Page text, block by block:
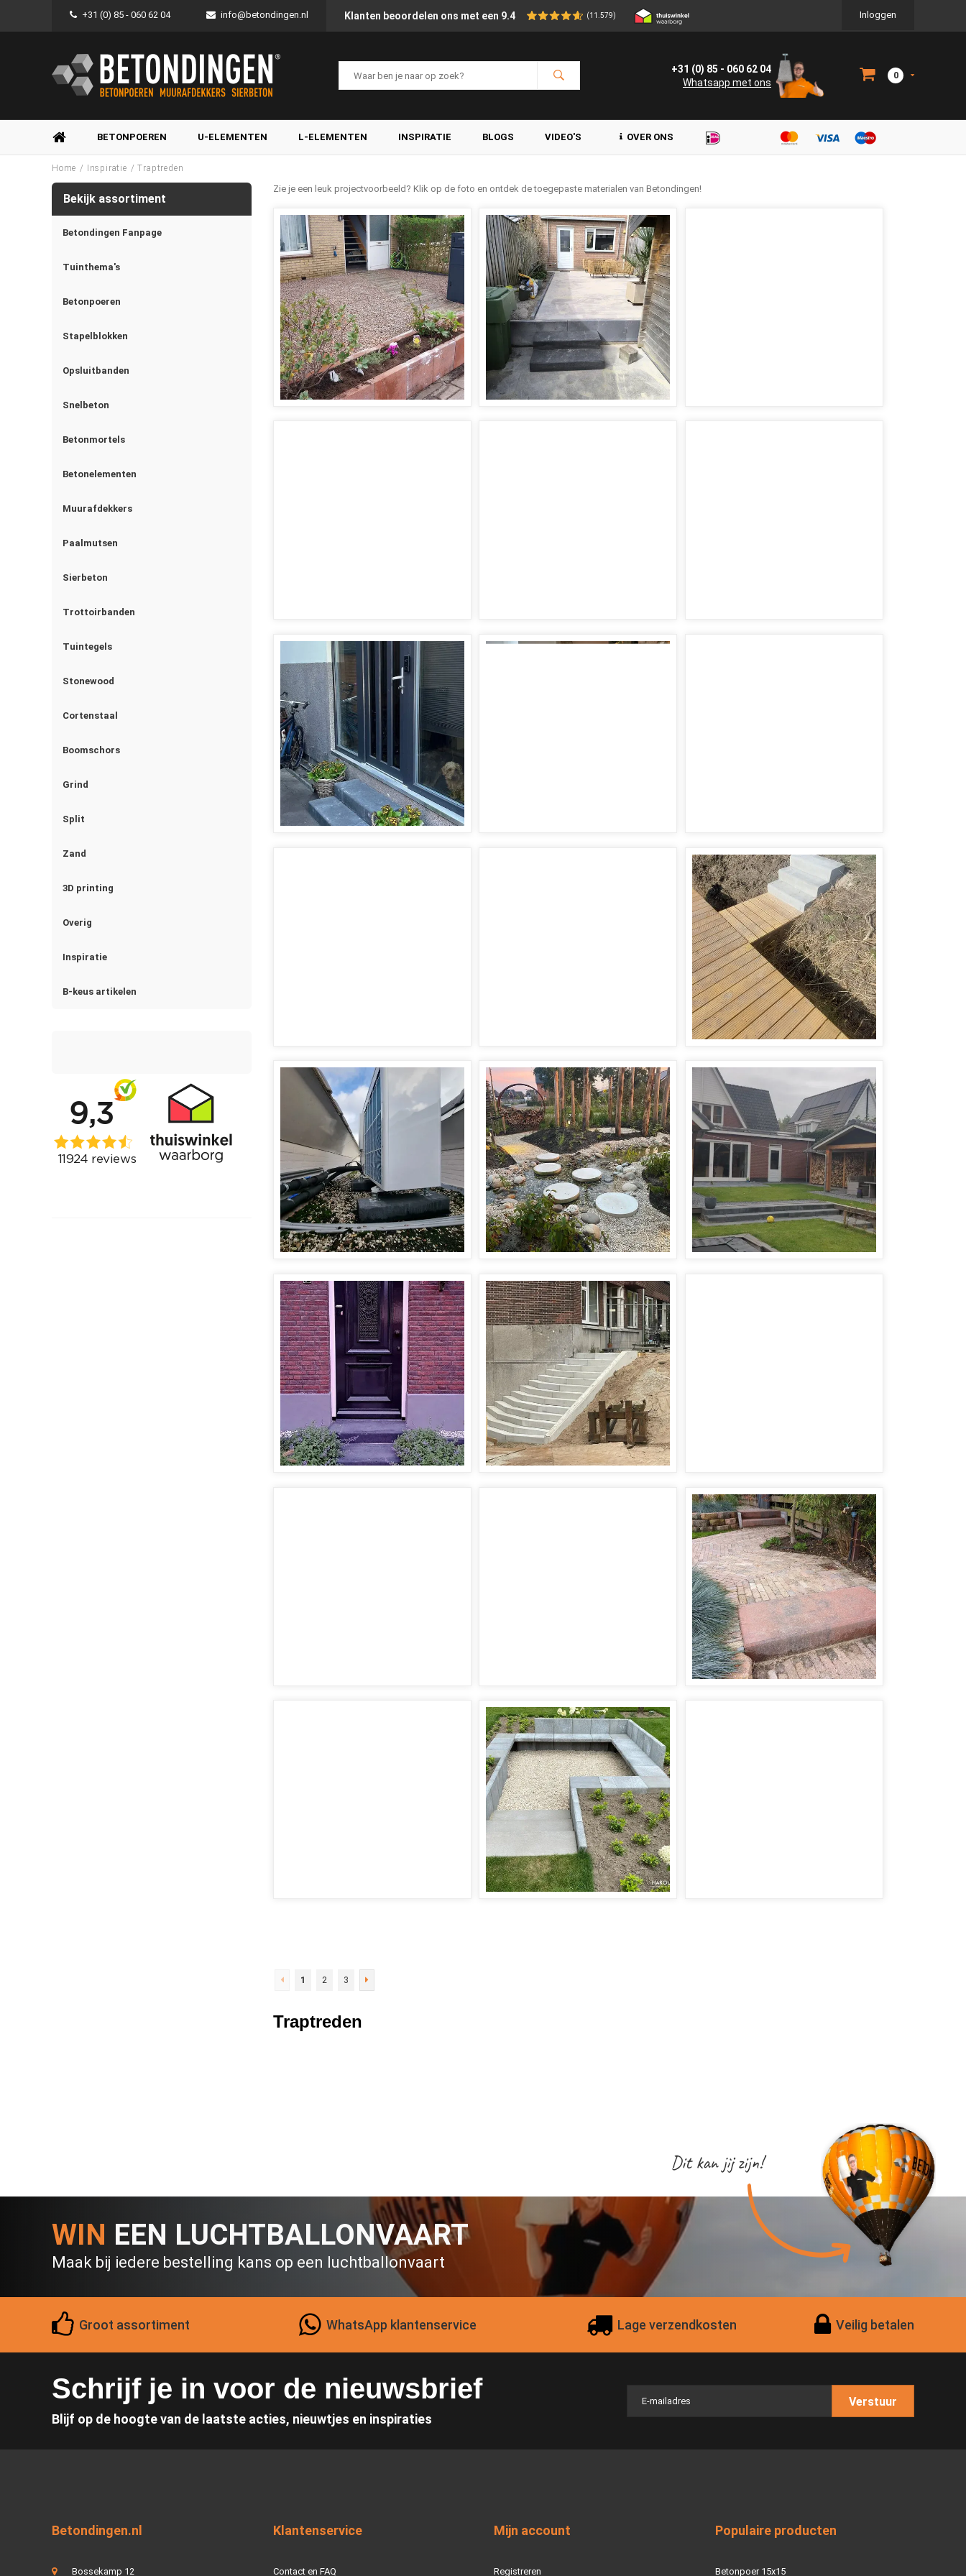
+31 (0) 85 - 060 62 04 info@betondingen.nl Klanten beoordelen ons met een 9.4 (11.579) Inloggen
+31 (0) 85 - 060 62 04
Whatsapp met ons
0
BETONPOEREN U-ELEMENTEN L-ELEMENTEN INSPIRATIE BLOGS VIDEO'S OVER ONS
Home / Inspiratie / Traptreden
Bekijk assortiment
Betondingen Fanpage
Tuinthema's
Betonpoeren
Stapelblokken
Opsluitbanden
Snelbeton
Betonmortels
Betonelementen
Muurafdekkers
Paalmutsen
Sierbeton
Trottoirbanden
Tuintegels
Stonewood
Cortenstaal
Boomschors
Grind
Split
Zand
3D printing
Overig
Inspiratie
B-keus artikelen
Zie je een leuk projectvoorbeeld? Klik op de foto en ontdek de toegepaste materialen van Betondingen!
1 2 3
Traptreden
WIN EEN LUCHTBALLONVAART
Maak bij iedere bestelling kans op een luchtballonvaart
Dit kan jij zijn!
Groot assortiment WhatsApp klantenservice Lage verzendkosten Veilig betalen
Schrijf je in voor de nieuwsbrief
Blijf op de hoogte van de laatste acties, nieuwtjes en inspiraties
Verstuur
Betondingen.nl
Bossekamp 12
Klantenservice
Contact en FAQ
Mijn account
Registreren
Populaire producten
Betonpoer 15x15